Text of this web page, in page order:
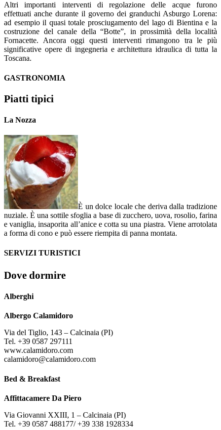
Altri importanti interventi di regolazione delle acque furono
effettuati anche durante il governo dei granduchi Asburgo Lorena:
ad esempio il quasi totale prosciugamento del lago di Bientina e la
costruzione del canale della “Botte”, in prossimità della località
Fornacette. Ancora oggi questi interventi rimangono tra le più
significative opere di ingegneria e architettura idraulica di tutta la
Toscana.
GASTRONOMIA
Piatti tipici
La Nozza
È un dolce locale che deriva dalla tradizione
nuziale. È una sottile sfoglia a base di zucchero, uova, rosolio, farina
e vaniglia, insaporita all’anice e cotta su una piastra. Viene arrotolata
a forma di cono e può essere riempita di panna montata.
SERVIZI TURISTICI
Dove dormire
Alberghi
Albergo Calamidoro
Via del Tiglio, 143 – Calcinaia (PI)
Tel. +39 0587 297111
www.calamidoro.com
calamidoro@calamidoro.com
Bed & Breakfast
Affittacamere Da Piero
Via Giovanni XXIII, 1 – Calcinaia (PI)
Tel. +39 0587 488177/ +39 338 1928334